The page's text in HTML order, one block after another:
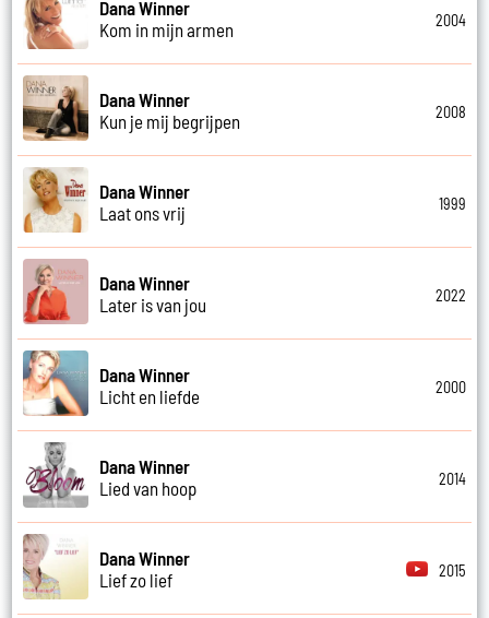
Dana Winner
Kom in mijn armen
2004
Dana Winner
Kun je mij begrijpen
2008
Dana Winner
Laat ons vrij
1999
Dana Winner
Later is van jou
2022
Dana Winner
Licht en liefde
2000
Dana Winner
Lied van hoop
2014
Dana Winner
Lief zo lief
2015